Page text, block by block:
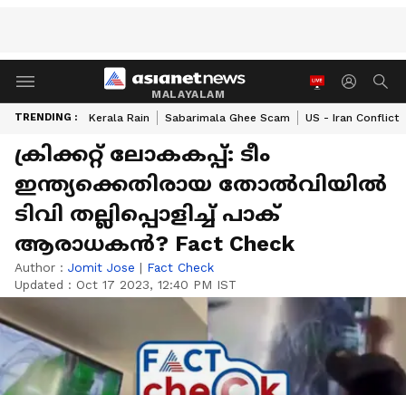
MALAYALAM
TRENDING : Kerala Rain Sabarimala Ghee Scam US - Iran Conflict
ക്രിക്കറ്റ് ലോകകപ്പ്: ടീം
ഇന്ത്യക്കെതിരായ തോല്‍വിയില്‍
ടിവി തല്ലിപ്പൊളിച്ച് പാക്
ആരാധകന്‍? Fact Check
Author : Jomit Jose | Fact Check
Updated : Oct 17 2023, 12:40 PM IST